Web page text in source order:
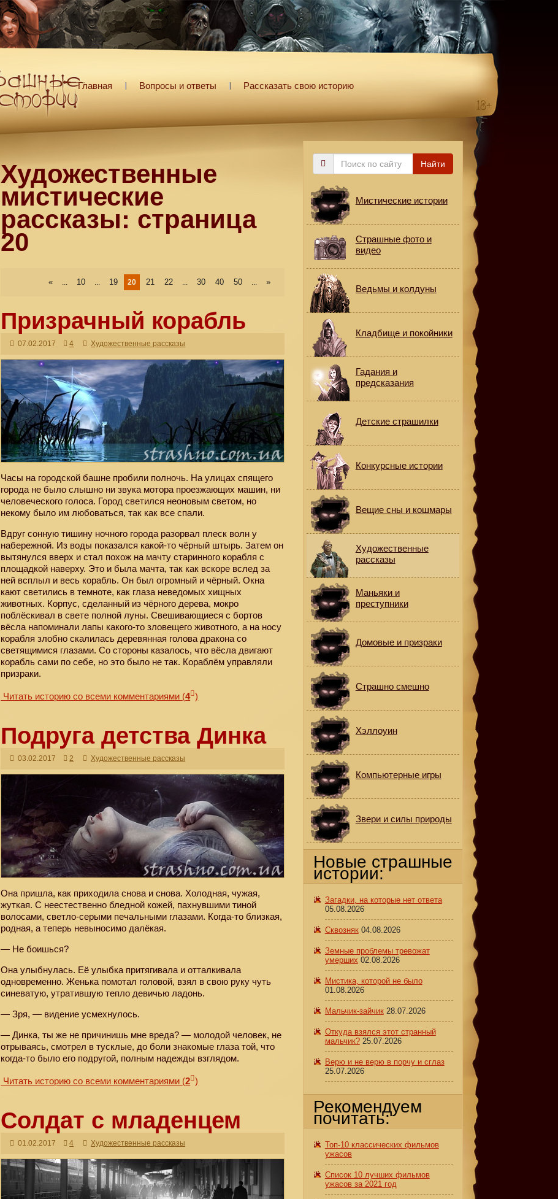
Главная Вопросы и ответы Рассказать свою историю
Художественные
мистические
рассказы: страница
20
« ... 10 ... 19 20 21 22 ... 30 40 50 ... »
Призрачный корабль
07.02.2017 4 Художественные рассказы
Часы на городской башне пробили полночь. На улицах спящего
города не было слышно ни звука мотора проезжающих машин, ни
человеческого голоса. Город светился неоновым светом, но
некому было им любоваться, так как все спали.
Вдруг сонную тишину ночного города разорвал плеск волн у
набережной. Из воды показался какой-то чёрный штырь. Затем он
вытянулся вверх и стал похож на мачту старинного корабля с
площадкой наверху. Это и была мачта, так как вскоре вслед за
ней всплыл и весь корабль. Он был огромный и чёрный. Окна
кают светились в темноте, как глаза неведомых хищных
животных. Корпус, сделанный из чёрного дерева, мокро
поблёскивал в свете полной луны. Свешивающиеся с бортов
вёсла напоминали лапы какого-то зловещего животного, а на носу
корабля злобно скалилась деревянная голова дракона со
светящимися глазами. Со стороны казалось, что вёсла двигают
корабль сами по себе, но это было не так. Кораблём управляли
призраки.
Читать историю со всеми комментариями (4 )
Подруга детства Динка
03.02.2017 2 Художественные рассказы
Она пришла, как приходила снова и снова. Холодная, чужая,
жуткая. С неестественно бледной кожей, пахнувшими тиной
волосами, светло-серыми печальными глазами. Когда-то близкая,
родная, а теперь невыносимо далёкая.
— Не боишься?
Она улыбнулась. Её улыбка притягивала и отталкивала
одновременно. Женька помотал головой, взял в свою руку чуть
синеватую, утратившую тепло девичью ладонь.
— Зря, — видение усмехнулось.
— Динка, ты же не причинишь мне вреда? — молодой человек, не
отрываясь, смотрел в тусклые, до боли знакомые глаза той, что
когда-то было его подругой, полным надежды взглядом.
Читать историю со всеми комментариями (2 )
Солдат с младенцем
01.02.2017 4 Художественные рассказы
Поиск
Найти
Мистические истории
Страшные фото и
видео
Ведьмы и колдуны
Кладбище и покойники
Гадания и
предсказания
Детские страшилки
Конкурсные истории
Вещие сны и кошмары
Художественные
рассказы
Маньяки и
преступники
Домовые и призраки
Страшно смешно
Хэллоуин
Компьютерные игры
Звери и силы природы
Новые страшные
истории:
Загадки, на которые нет ответа
05.08.2026
Сквозняк 04.08.2026
Земные проблемы тревожат
умерших 02.08.2026
Мистика, которой не было
01.08.2026
Мальчик-зайчик 28.07.2026
Откуда взялся этот странный
мальчик? 25.07.2026
Верю и не верю в порчу и сглаз
25.07.2026
Рекомендуем
почитать:
Топ-10 классических фильмов
ужасов
Список 10 лучших фильмов
ужасов за 2021 год